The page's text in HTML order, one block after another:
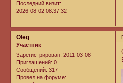
Последний визит:
2026-08-02 08:37:32
Oleg
Участник
Зарегистрирован: 2011-03-08
Приглашений: 0
Сообщений: 317
Провел на форуме: